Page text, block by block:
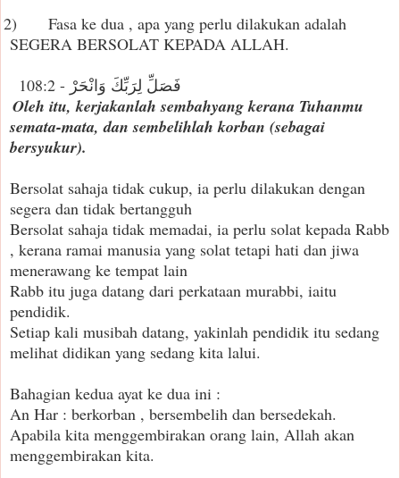
Fasa ke dua , apa yang perlu dilakukan adalah
SEGERA BERSOLAT KEPADA ALLAH.
Oleh itu, kerjakanlah sembahyang kerana Tuhanmu
semata-mata, dan sembelihlah korban (sebagai
bersyukur).
Bersolat sahaja tidak cukup, ia perlu dilakukan dengan
segera dan tidak bertangguh
Bersolat sahaja tidak memadai, ia perlu solat kepada Rabb
, kerana ramai manusia yang solat tetapi hati dan jiwa
menerawang ke tempat lain
Rabb itu juga datang dari perkataan murabbi, iaitu
pendidik.
Setiap kali musibah datang, yakinlah pendidik itu sedang
melihat didikan yang sedang kita lalui.
Bahagian kedua ayat ke dua ini :
An Har : berkorban , bersembelih dan bersedekah.
Apabila kita menggembirakan orang lain, Allah akan
menggembirakan kita.